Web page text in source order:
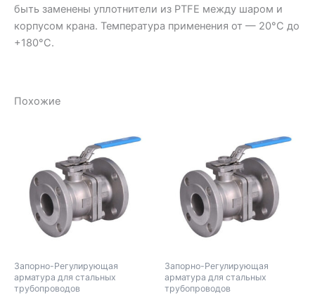
быть заменены уплотнители из PTFE между шаром и
корпусом крана. Температура применения от — 20°С до
+180°С.
Похожие
Запорно-Регулирующая
арматура для стальных
трубопроводов
Запорно-Регулирующая
арматура для стальных
трубопроводов